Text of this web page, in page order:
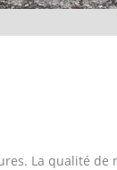
La qualité